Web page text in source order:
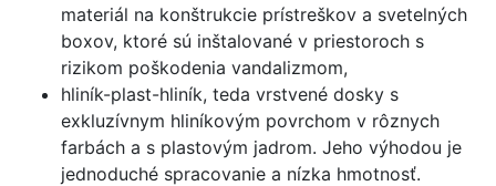
materiál na konštrukcie prístreškov a svetelných
boxov, ktoré sú inštalované v priestoroch s
rizikom poškodenia vandalizmom,
hliník-plast-hliník, teda vrstvené dosky s
exkluzívnym hliníkovým povrchom v rôznych
farbách a s plastovým jadrom. Jeho výhodou je
jednoduché spracovanie a nízka hmotnosť.